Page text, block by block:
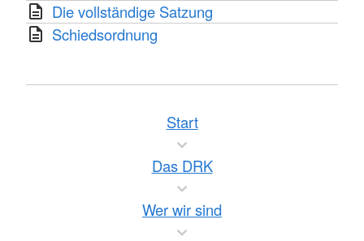
Die vollständige Satzung
Schiedsordnung
Start
Das DRK
Wer wir sind